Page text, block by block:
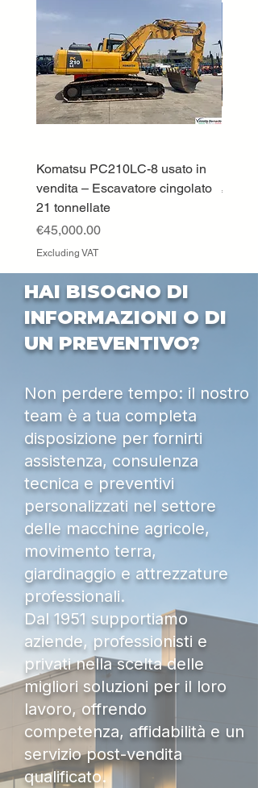
Komatsu PC210LC-8 usato in
vendita – Escavatore cingolato
21 tonnellate
Price
€45,000.00
Excluding VAT
Price
HAI BISOGNO DI
INFORMAZIONI O DI
UN PREVENTIVO?
Non perdere tempo: il nostro
team è a tua completa
disposizione per fornirti
assistenza, consulenza
tecnica e preventivi
personalizzati nel settore
delle macchine agricole,
movimento terra,
giardinaggio e attrezzature
professionali.
Dal 1951 supportiamo
aziende, professionisti e
privati nella scelta delle
migliori soluzioni per il loro
lavoro, offrendo
competenza, affidabilità e un
servizio post-vendita
qualificato.